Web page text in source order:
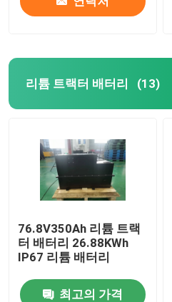
리튬 트랙터 배터리 (13)
76.8V350Ah 리튬 트랙
터 배터리 26.88KWh
IP67 리튬 배터리
최고의 가격